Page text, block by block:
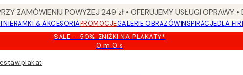
ZAMÓWIENIU POWYŻEJ 249 zł • OFERUJEMY USŁUGI OPRAWY
RAMKI & AKCESORIAPROMOCJEGALERIE OBRAZÓWINSPIRACJEDLA
SALE - 50% ZNIŻKI NA PLAKATY*
0 m0 s
Ważny
plakatów